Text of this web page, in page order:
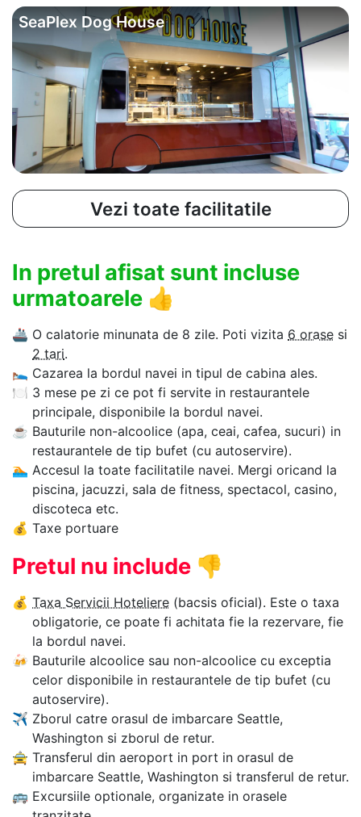
SeaPlex Dog House
Vezi toate facilitatile
In pretul afisat sunt incluse
urmatoarele 👍
🚢 O calatorie minunata de 8 zile. Poti vizita 6 orase si
2 tari.
🛌 Cazarea la bordul navei in tipul de cabina ales.
🍽 3 mese pe zi ce pot fi servite in restaurantele
principale, disponibile la bordul navei.
☕ Bauturile non-alcoolice (apa, ceai, cafea, sucuri) in
restaurantele de tip bufet (cu autoservire).
🏊‍ Accesul la toate facilitatile navei. Mergi oricand la
piscina, jacuzzi, sala de fitness, spectacol, casino,
discoteca etc.
💰 Taxe portuare
Pretul nu include 👎
💰 Taxa Servicii Hoteliere (bacsis oficial). Este o taxa
obligatorie, ce poate fi achitata fie la rezervare, fie
la bordul navei.
🍻 Bauturile alcoolice sau non-alcoolice cu exceptia
celor disponibile in restaurantele de tip bufet (cu
autoservire).
✈ Zborul catre orasul de imbarcare Seattle,
Washington si zborul de retur.
🚖 Transferul din aeroport in port in orasul de
imbarcare Seattle, Washington si transferul de retur.
🚌 Excursiile optionale, organizate in orasele